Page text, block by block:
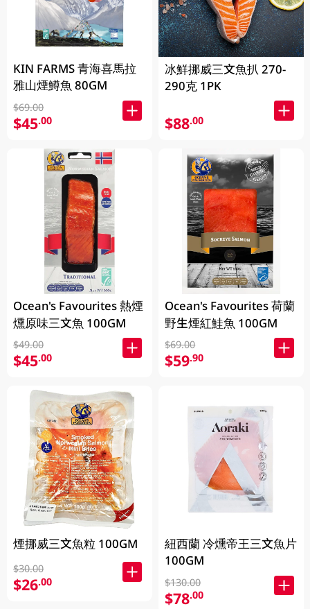
KIN FARMS 青海喜馬拉
雅山煙鱒魚 80GM
$69.00
$45.00
Ocean's Favourites 熱煙
燻原味三文魚 100GM
$49.00
$45.00
煙挪威三文魚粒 100GM
$30.00
$26.00
冰鮮挪威三文魚扒 270-
290克 1PK
$88.00
Ocean's Favourites 荷蘭
野生煙紅鮭魚 100GM
$69.00
$59.90
紐西蘭 冷燻帝王三文魚片
100GM
$130.00
$78.00